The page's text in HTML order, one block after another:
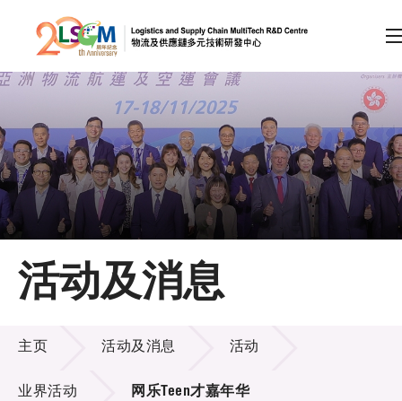
跳到内容（按回车键）
会员登录
A A EN 繁 简
主页
关于LSCM
技术商品化
项目及资助计划
活动及消息
活动及消息
主页 活动及消息 活动
业界活动 网乐Teen才嘉年华